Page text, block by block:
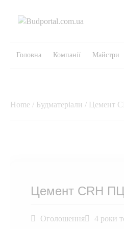
Головна Компанії Майстри
Home / Будматеріали / Цемент
Цемент CRH
Оголошення 4 роки